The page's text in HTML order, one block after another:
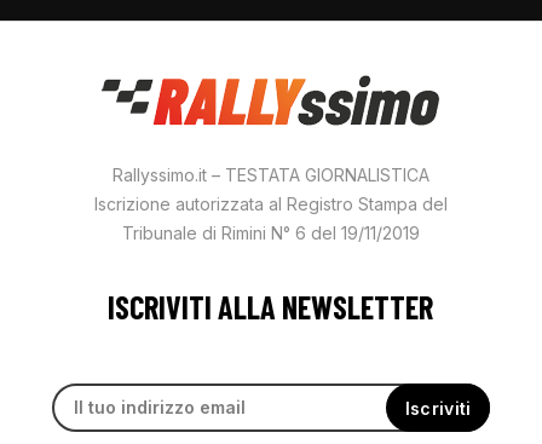
Rallyssimo.it – TESTATA GIORNALISTICA
Iscrizione autorizzata al Registro Stampa del
Tribunale di Rimini N° 6 del 19/11/2019
ISCRIVITI ALLA NEWSLETTER